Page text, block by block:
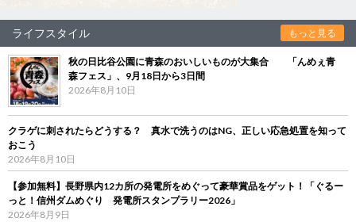
ライフスタイル もっと見る
秋の日比谷公園に青森のおいしいものが大集合 「んめぇ青
森フェス」、9月18日から3日間
2026年8月10日
クラゲに刺されたらどうする？ 真水で洗うのはNG、正しい応急処置を知って
おこう
2026年8月10日
【参加無料】長野県内12カ所の発電所をめぐって豪華賞品をゲット！「ぐるー
っと！信州ダムめぐり 発電所スタンプラリー2026」
2026年8月9日